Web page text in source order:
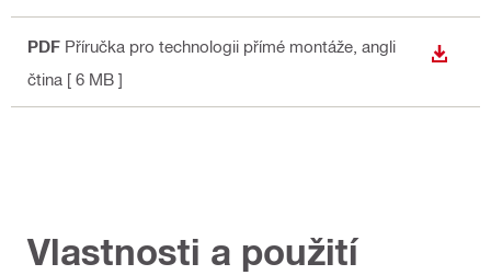
PDF Příručka pro technologii přímé montáže , angli
čtina [ 6 MB ]
Vlastnosti a použití